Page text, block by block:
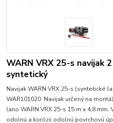
WARN VRX 25-s navijak
syntetický
Navijak WARN VRX 25-s (syntetické
WAR101020. Navijak určený na
lano WARN VRX 25-s 15 m x 4,8
odolnú a korózii odolnú povrchovú